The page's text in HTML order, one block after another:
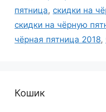
пятница, скидки на
скидки на чёрную
чёрная пятница 2018,
Кошик